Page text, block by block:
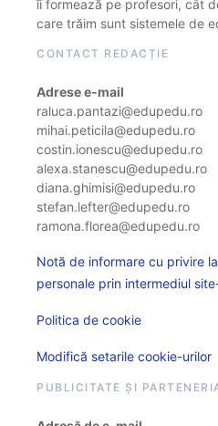
îi formează pe profesori, cât
care trăim sunt sistemele de
CONTACT REDACȚIE
Adrese e-mail
raluca.pantazi@edupedu.ro
mihai.peticila@edupedu.ro
costin.ionescu@edupedu.ro
alexa.stanescu@edupedu.ro
diana.ghimisi@edupedu.ro
stefan.lefter@edupedu.ro
ramona.florea@edupedu.ro
Notă de informare cu privire
personale prin intermediul
Politica de cookie
Modifică setarile cookie-urilor
PUBLICITATE ȘI